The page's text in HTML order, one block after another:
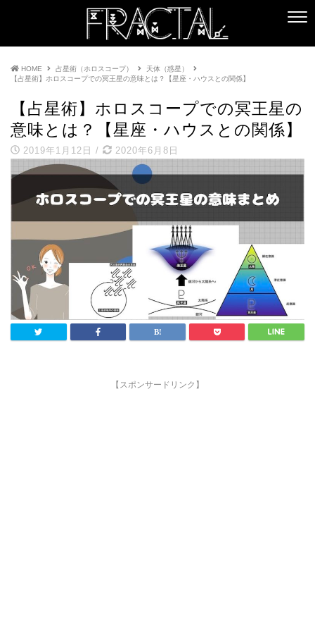
HOME 占星術（ホロスコープ）
天体（惑星）
【占星術】ホロスコープでの冥王星の意味とは？【星座・ハウスとの関係】
【占星術】ホロスコープでの冥王星の
意味とは？【星座・ハウスとの関係】
2019年1月12日 / 2020年6月8日
【スポンサードリンク】